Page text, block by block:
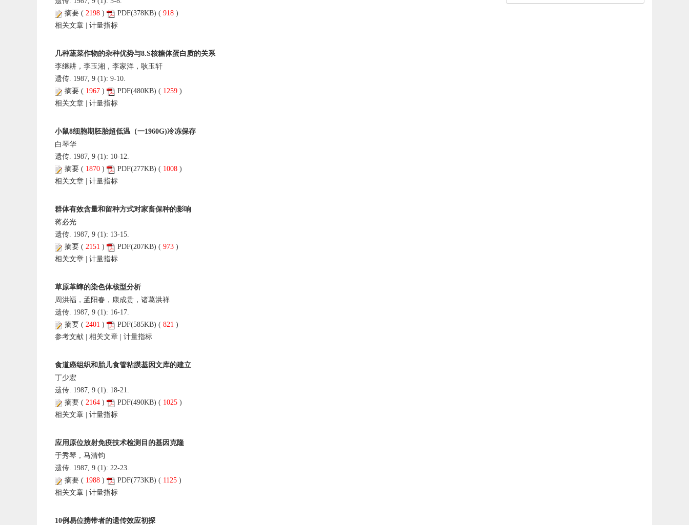
摘要 ( 2198 ) PDF(378KB) ( 918 )
相关文章
计量指标
几种蔬菜作物的杂种优势与8.S核糖体蛋白质的关系
李继耕，李玉湘，李家洋，耿玉轩
遗传. 1987, 9 (1): 9-10.
摘要 ( 1967 ) PDF(480KB) ( 1259 )
相关文章
计量指标
小鼠8细胞期胚胎超低温（一1960G)冷冻保存
白琴华
遗传. 1987, 9 (1): 10-12.
摘要 ( 1870 ) PDF(277KB) ( 1008 )
相关文章
计量指标
群体有效含量和留种方式对家畜保种的影响
蒋必光
遗传. 1987, 9 (1): 13-15.
摘要 ( 2151 ) PDF(207KB) ( 973 )
相关文章
计量指标
草原革蟀的染色体核型分析
周洪福，孟阳春，康成贵，诸葛洪祥
遗传. 1987, 9 (1): 16-17.
摘要 ( 2401 ) PDF(585KB) ( 821 )
参考文献
相关文章 计量指标
食道癌组织和胎儿食管粘膜基因文库的建立
丁少宏
遗传. 1987, 9 (1): 18-21.
摘要 ( 2164 ) PDF(490KB) ( 1025 )
相关文章
计量指标
应用原位放射免疫技术检测目的基因克隆
于秀琴，马清钧
遗传. 1987, 9 (1): 22-23.
摘要 ( 1988 ) PDF(773KB) ( 1125 )
相关文章
计量指标
10例易位携带者的遗传效应初探